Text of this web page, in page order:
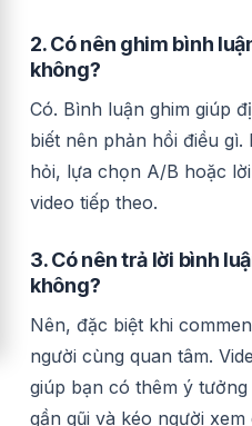
2. Có nên ghim bình
không?
Có. Bình luận ghim giúp
biết nên phản hồi điều
hỏi, lựa chọn A/B hoặc
video tiếp theo.
3. Có nên trả lời bình
không?
Nên, đặc biệt khi
người cùng quan tâm.
giúp bạn có thêm ý
gần gũi và kéo người xem